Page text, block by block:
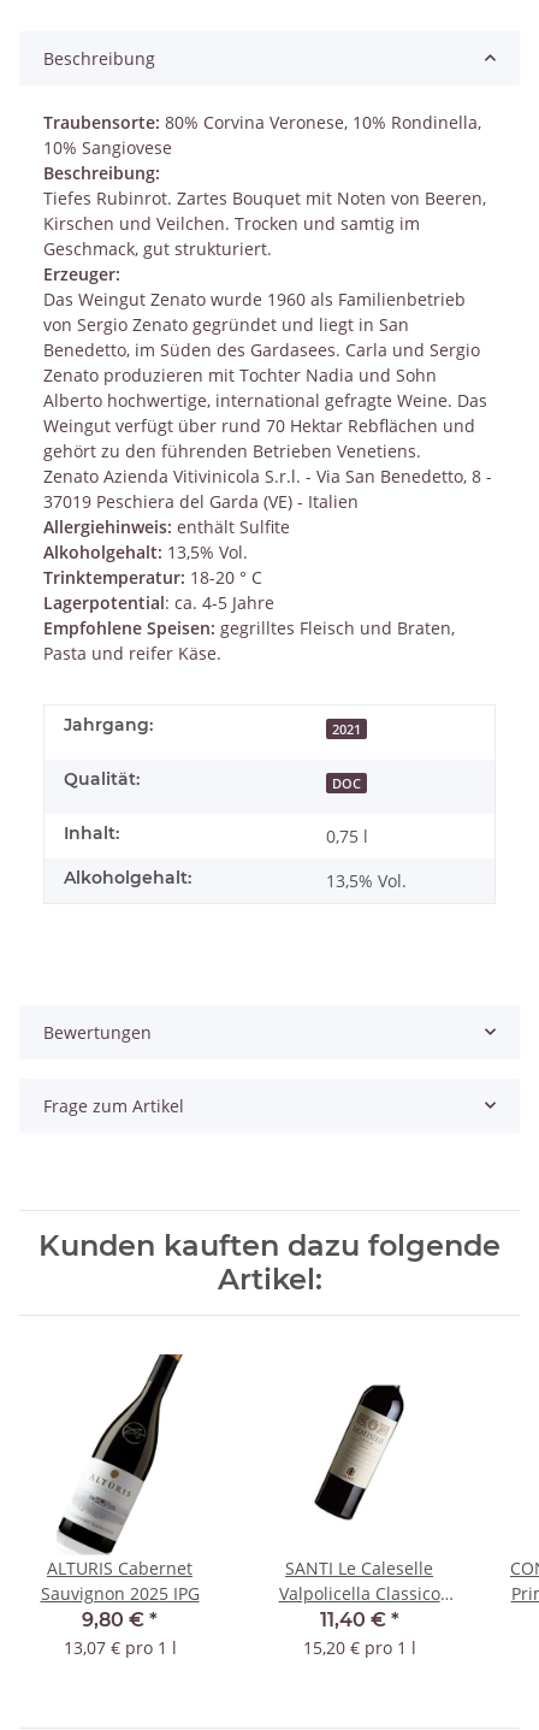
Beschreibung
Traubensorte: 80% Corvina Veronese, 10% Rondinella,
10% Sangiovese
Beschreibung:
Tiefes Rubinrot. Zartes Bouquet mit Noten von Beeren,
Kirschen und Veilchen. Trocken und samtig im
Geschmack, gut strukturiert.
Erzeuger:
Das Weingut Zenato wurde 1960 als Familienbetrieb
von Sergio Zenato gegründet und liegt in San
Benedetto, im Süden des Gardasees. Carla und Sergio
Zenato produzieren mit Tochter Nadia und Sohn
Alberto hochwertige, international gefragte Weine. Das
Weingut verfügt über rund 70 Hektar Rebflächen und
gehört zu den führenden Betrieben Venetiens.
Zenato Azienda Vitivinicola S.r.l. - Via San Benedetto, 8 -
37019 Peschiera del Garda (VE) - Italien
Allergiehinweis: enthält Sulfite
Alkoholgehalt: 13,5% Vol.
Trinktemperatur: 18-20 ° C
Lagerpotential: ca. 4-5 Jahre
Empfohlene Speisen: gegrilltes Fleisch und Braten,
Pasta und reifer Käse.
Jahrgang: 2021
Qualität: DOC
Inhalt: 0,75 l
Alkoholgehalt: 13,5% Vol.
Bewertungen
Frage zum Artikel
Kunden kauften dazu folgende
Artikel:
ALTURIS Cabernet
Sauvignon 2025 IPG
9,80 € *
13,07 € pro 1 l
SANTI Le Caleselle
Valpolicella Classico
2023 DOC
11,40 € *
15,20 € pro 1 l